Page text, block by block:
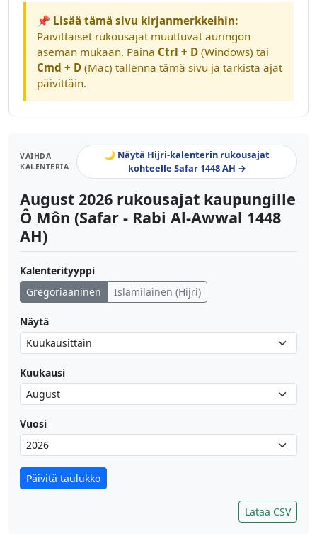
📌 Lisää tämä sivu kirjanmerkkeihin:
Päivittäiset rukousajat muuttuvat auringon
aseman mukaan. Paina Ctrl + D (Windows) tai
Cmd + D (Mac) tallenna tämä sivu ja tarkista ajat
päivittäin.
VAIHDA
KALENTERIA
🌙 Näytä Hijri-kalenterin rukousajat
kohteelle Safar 1448 AH →
August 2026 rukousajat kaupungille
Ô Môn (Safar - Rabi Al-Awwal 1448
AH)
Kalenterityyppi
Gregoriaaninen
Islamilainen (Hijri)
Näytä
Kuukausi
Vuosi
Päivitä taulukko
Lataa CSV